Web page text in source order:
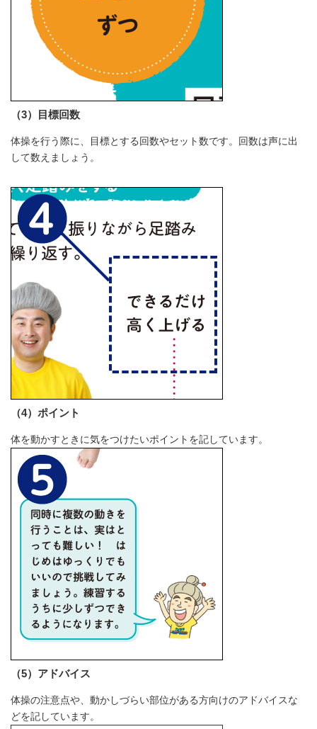
（3）目標回数
体操を行う際に、目標とする回数やセット数です。回数は声に出
して数えましょう。
（4）ポイント
体を動かすときに気をつけたいポイントを記しています。
（5）アドバイス
体操の注意点や、動かしづらい部位がある方向けのアドバイスな
どを記しています。